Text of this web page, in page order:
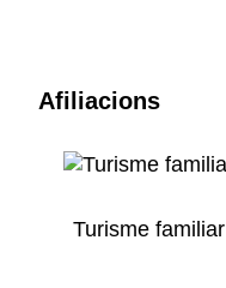
Afiliacions
Turisme familiar